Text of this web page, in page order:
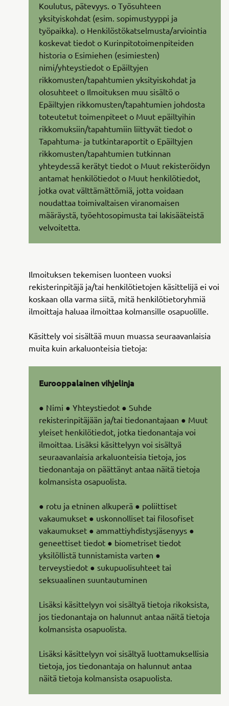
Koulutus, pätevyys. o Työsuhteen
yksityiskohdat (esim. sopimustyyppi ja
työpaikka). o Henkilöstökatselmusta/arviointia
koskevat tiedot o Kurinpitotoimenpiteiden
historia o Esimiehen (esimiesten)
nimi/yhteystiedot o Epäiltyjen
rikkomusten/tapahtumien yksityiskohdat ja
olosuhteet o Ilmoituksen muu sisältö o
Epäiltyjen rikkomusten/tapahtumien johdosta
toteutetut toimenpiteet o Muut epäiltyihin
rikkomuksiin/tapahtumiin liittyvät tiedot o
Tapahtuma- ja tutkintaraportit o Epäiltyjen
rikkomusten/tapahtumien tutkinnan
yhteydessä kerätyt tiedot o Muut rekisteröidyn
antamat henkilötiedot o Muut henkilötiedot,
jotka ovat välttämättömiä, jotta voidaan
noudattaa toimivaltaisen viranomaisen
määräystä, työehtosopimusta tai lakisääteistä
velvoitetta.
Ilmoituksen tekemisen luonteen vuoksi
rekisterinpitäjä ja/tai henkilötietojen käsittelijä ei voi
koskaan olla varma siitä, mitä henkilötietoryhmiä
ilmoittaja haluaa ilmoittaa kolmansille osapuolille.
Käsittely voi sisältää muun muassa seuraavanlaisia
muita kuin arkaluonteisia tietoja:
Eurooppalainen vihjelinja
● Nimi ● Yhteystiedot ● Suhde
rekisterinpitäjään ja/tai tiedonantajaan ● Muut
yleiset henkilötiedot, jotka tiedonantaja voi
ilmoittaa. Lisäksi käsittelyyn voi sisältyä
seuraavanlaisia arkaluonteisia tietoja, jos
tiedonantaja on päättänyt antaa näitä tietoja
kolmansista osapuolista.
● rotu ja etninen alkuperä ● poliittiset
vakaumukset ● uskonnolliset tai filosofiset
vakaumukset ● ammattiyhdistysjäsenyys ●
geneettiset tiedot ● biometriset tiedot
yksilöllistä tunnistamista varten ●
terveystiedot ● sukupuolisuhteet tai
seksuaalinen suuntautuminen
Lisäksi käsittelyyn voi sisältyä tietoja rikoksista,
jos tiedonantaja on halunnut antaa näitä tietoja
kolmansista osapuolista.
Lisäksi käsittelyyn voi sisältyä luottamuksellisia
tietoja, jos tiedonantaja on halunnut antaa
näitä tietoja kolmansista osapuolista.